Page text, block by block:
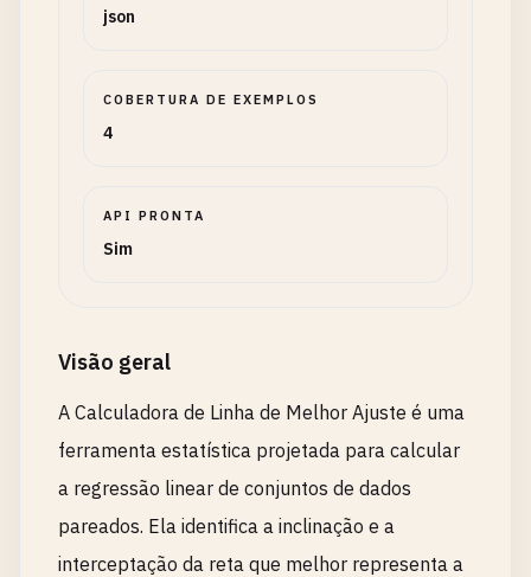
json
COBERTURA DE EXEMPLOS
4
API PRONTA
Sim
Visão geral
A Calculadora de Linha de Melhor Ajuste é uma
ferramenta estatística projetada para calcular
a regressão linear de conjuntos de dados
pareados. Ela identifica a inclinação e a
interceptação da reta que melhor representa a